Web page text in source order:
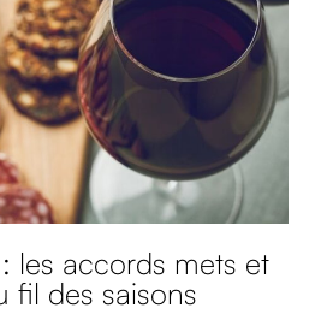
les accords mets et
fil des saisons